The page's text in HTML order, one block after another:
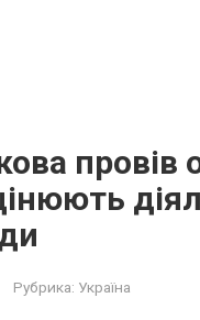
провів
Рубрика: Україна